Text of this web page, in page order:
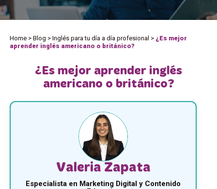
Home > Blog > Inglés para tu día a día profesional > ¿Es mejor
aprender inglés americano o británico?
¿Es mejor aprender inglés
americano o británico?
Valeria Zapata
Especialista en Marketing Digital y Contenido